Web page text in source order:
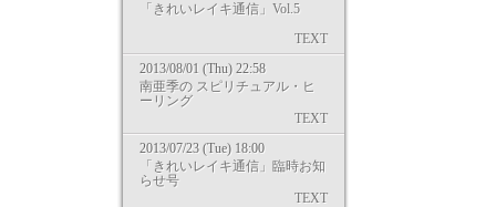
「きれいレイキ通信」Vol.5
TEXT
2013/08/01 (Thu) 22:58
南亜季の スピリチュアル・ヒ
ーリング
TEXT
2013/07/23 (Tue) 18:00
「きれいレイキ通信」臨時お知
らせ号
TEXT